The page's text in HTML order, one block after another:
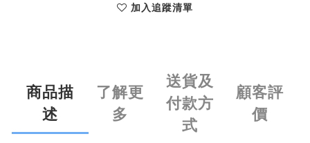
加入追蹤清單
商品描
述
了解更
多
送貨及
付款方
式
顧客評
價